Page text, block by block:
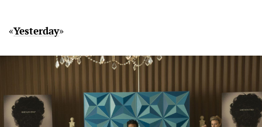
«Yesterday»